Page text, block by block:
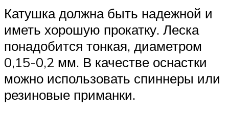
Катушка должна быть надежной и
иметь хорошую прокатку. Леска
понадобится тонкая, диаметром
0,15-0,2 мм. В качестве оснастки
можно использовать спиннеры или
резиновые приманки.